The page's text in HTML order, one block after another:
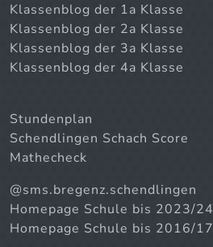
Klassenblog der 1a Klasse
Klassenblog der 2a Klasse
Klassenblog der 3a Klasse
Klassenblog der 4a Klasse
Stundenplan
Schendlingen Schach Score
Mathecheck
@sms.bregenz.schendlingen
Homepage Schule bis 2023/24
Homepage Schule bis 2016/17